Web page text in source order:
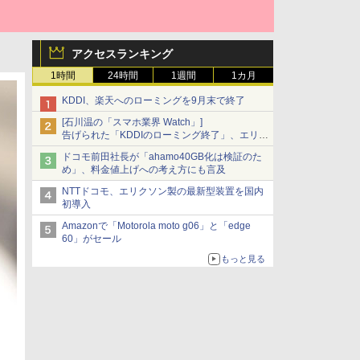
アクセスランキング
1時間 24時間 1週間 1カ月
KDDI、楽天へのローミングを9月末で終了
[石川温の「スマホ業界 Watch」]
告げられた「KDDIのローミング終了」、エリア
マップの落とし穴と楽天モバイルの課題
ドコモ前田社長が「ahamo40GB化は検証のた
め」、料金値上げへの考え方にも言及
NTTドコモ、エリクソン製の最新型装置を国内
初導入
Amazonで「Motorola moto g06」と「edge
60」がセール
もっと見る